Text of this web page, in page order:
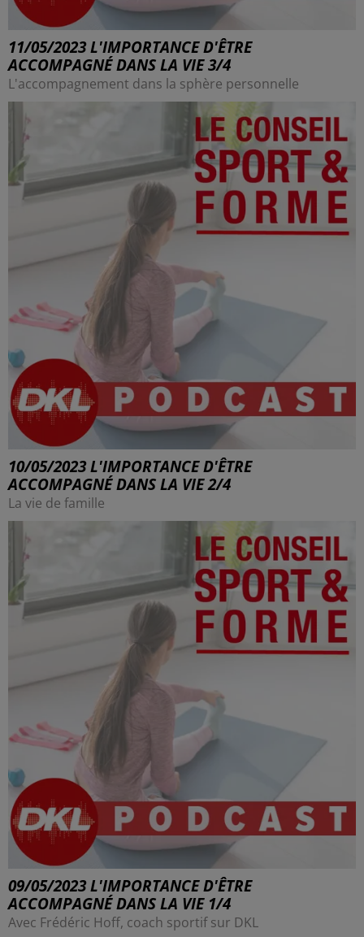
11/05/2023 L'IMPORTANCE D'ÊTRE
ACCOMPAGNÉ DANS LA VIE 3/4
L'accompagnement dans la sphère personnelle
10/05/2023 L'IMPORTANCE D'ÊTRE
ACCOMPAGNÉ DANS LA VIE 2/4
La vie de famille
09/05/2023 L'IMPORTANCE D'ÊTRE
ACCOMPAGNÉ DANS LA VIE 1/4
Avec Frédéric Hoff, coach sportif sur DKL